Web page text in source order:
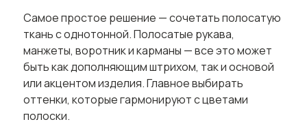
Самое простое решение — сочетать полосатую
ткань с однотонной. Полосатые рукава,
манжеты, воротник и карманы — все это может
быть как дополняющим штрихом, так и основой
или акцентом изделия. Главное выбирать
оттенки, которые гармонируют с цветами
полоски.